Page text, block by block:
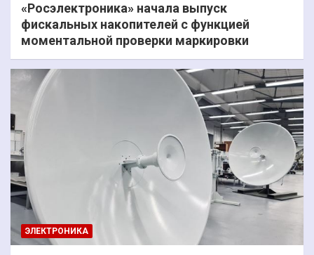
«Росэлектроника» начала выпуск
фискальных накопителей с функцией
моментальной проверки маркировки
ЭЛЕКТРОНИКА